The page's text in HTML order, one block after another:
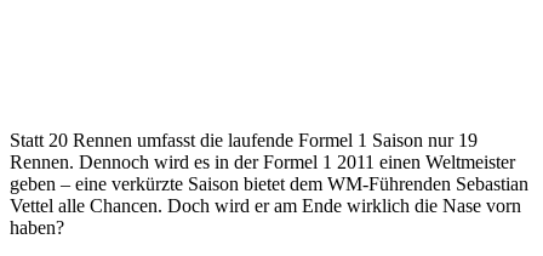
Statt 20 Rennen umfasst die laufende Formel 1 Saison nur 19
Rennen. Dennoch wird es in der Formel 1 2011 einen Weltmeister
geben – eine verkürzte Saison bietet dem WM-Führenden Sebastian
Vettel alle Chancen. Doch wird er am Ende wirklich die Nase vorn
haben?